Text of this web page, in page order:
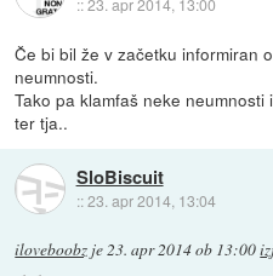
::23. apr 2014, 13:00
Če bi bil že v začetku informiran
neumnosti.
Tako pa klamfaš neke
ter tja..
SloBiscuit
::23. apr 2014, 13:04
iloveboobz je23. apr 2014 ob 13:00